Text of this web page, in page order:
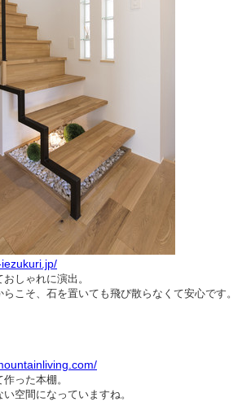
しゃれに演出。
こそ、石を置いても飛び散らなくて安心です。
った本棚。
空間になっていますね。